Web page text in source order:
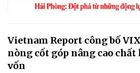
Vietnam Report công bố
nòng cốt góp nâng cao
vốn